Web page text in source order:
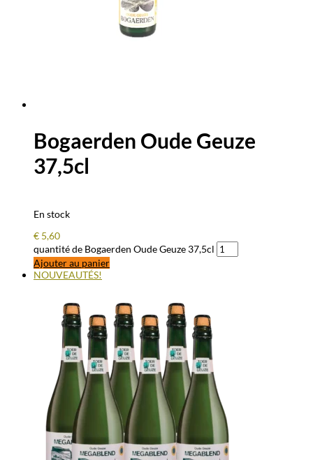
Bogaerden Oude Geuze
37,5cl
En stock
€ 5,60
quantité de Bogaerden Oude Geuze 37,5cl
Ajouter au panier
NOUVEAUTÉS!